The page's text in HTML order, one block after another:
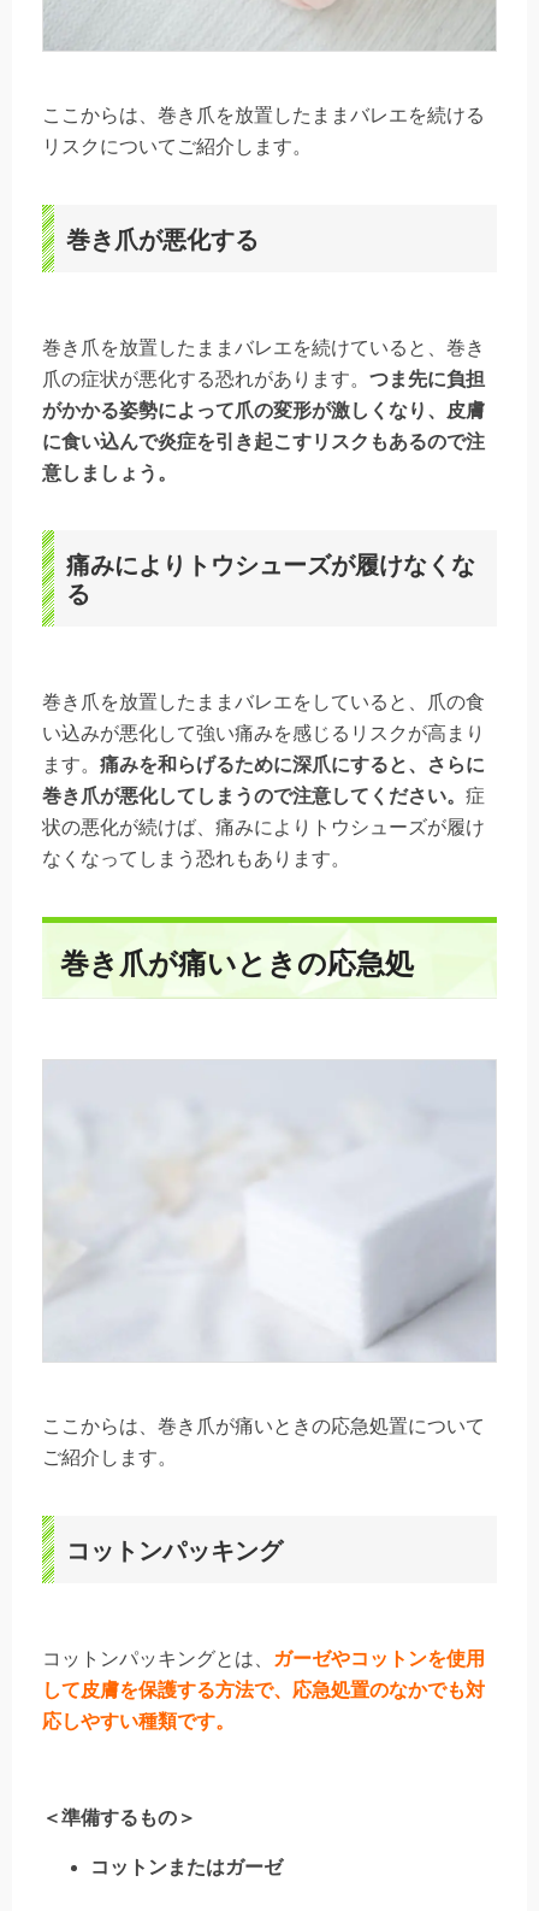
ここからは、巻き爪を放置したままバレエを続ける
リスクについてご紹介します。
巻き爪が悪化する
巻き爪を放置したままバレエを続けていると、巻き
爪の症状が悪化する恐れがあります。 つま先に負担
がかかる姿勢によって爪の変形が激しくなり、皮膚
に食い込んで炎症を引き起こすリスクもあるので注
意しましょう。
痛みによりトウシューズが履けなくな
る
巻き爪を放置したままバレエをしていると、爪の食
い込みが悪化して強い痛みを感じるリスクが高まり
ます。 痛みを和らげるために深爪にすると、さらに
巻き爪が悪化してしまうので注意してください。 症
状の悪化が続けば、痛みによりトウシューズが履け
なくなってしまう恐れもあります。
巻き爪が痛いときの応急処
ここからは、巻き爪が痛いときの応急処置について
ご紹介します。
コットンパッキング
コットンパッキングとは、
ガーゼやコットンを使用
して皮膚を保護する方法で、応急処置のなかでも対
応しやすい種類です。
＜準備するもの＞
コットンまたはガーゼ